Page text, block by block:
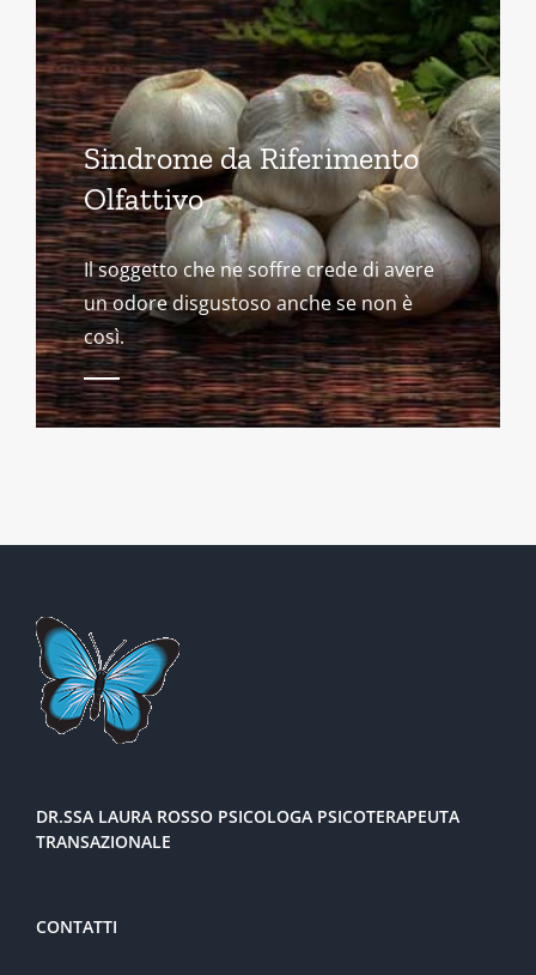
Sindrome da Riferimento
Olfattivo
Il soggetto che ne soffre crede di avere
un odore disgustoso anche se non è
così.
DR.SSA LAURA ROSSO PSICOLOGA PSICOTERAPEUTA
TRANSAZIONALE
CONTATTI